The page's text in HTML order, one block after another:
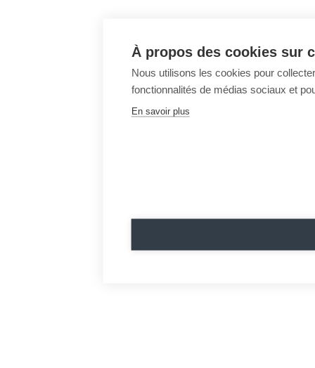
À propos des cookies sur
Nous utilisons les cookies pour
fonctionnalités de médias sociaux et
En savoir plus